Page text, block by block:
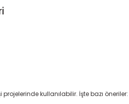
projelerinde kullanılabilir. İşte bazı öneriler: